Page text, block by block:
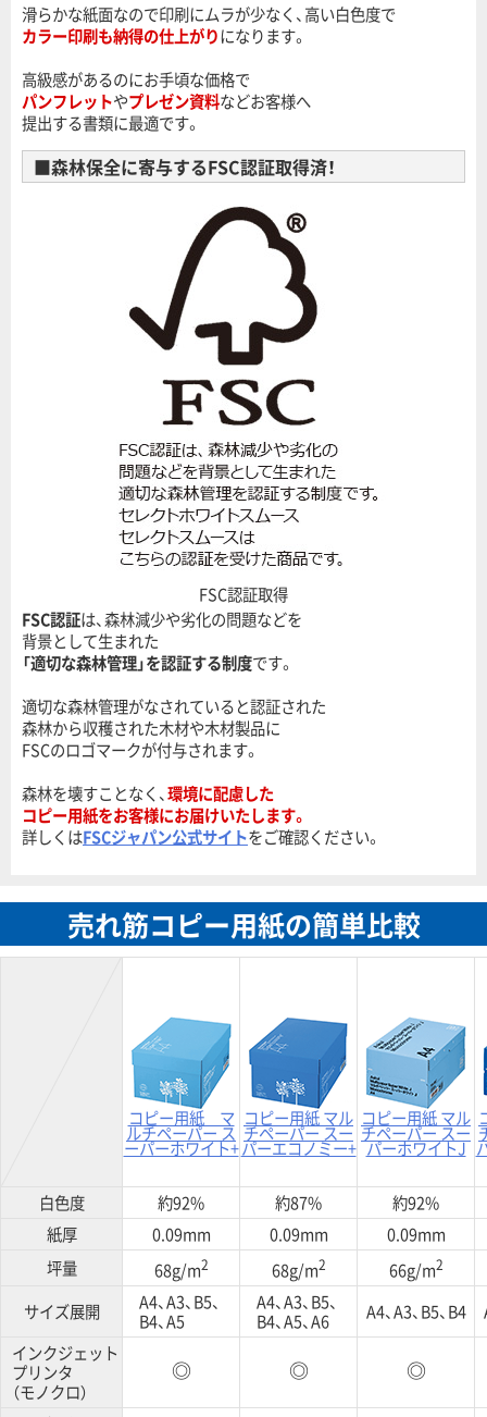
滑らかな紙面なので印刷にムラが少なく、高い白色度で
カラー印刷も納得の仕上がりになります。
高級感があるのにお手頃な価格で
パンフレットやプレゼン資料などお客様へ
提出する書類に最適です。
■森林保全に寄与するFSC認証取得済！
FSC認証取得
FSC認証は、森林減少や劣化の問題などを
背景として生まれた
「適切な森林管理」を認証する制度です。
適切な森林管理がなされていると認証された
森林から収穫された木材や木材製品に
FSCのロゴマークが付与されます。
森林を壊すことなく、環境に配慮した
コピー用紙をお客様にお届けいたします。
詳しくはFSCジャパン公式サイトをご確認ください。
売れ筋コピー用紙の簡単比較
コピー用紙 マ
ルチペーパー ス
ーパーホワイト+
コピー用紙 マル
チペーパー スー
パーエコノミー+
コピー用紙 マル
チペーパー スー
パーホワイトJ
白色度 約92% 約87%
約92%
紙厚
0.09mm 0.09mm
0.09mm
坪量
68g/m2 68g/m2 66g/m2
サイズ展開
A4、A3、B5、
B4、A5
A4、A3、B5、
B4、A5、A6
A4、A3、B5、B4
インクジェット
プリンタ
（モノクロ）
◎ ◎ ◎